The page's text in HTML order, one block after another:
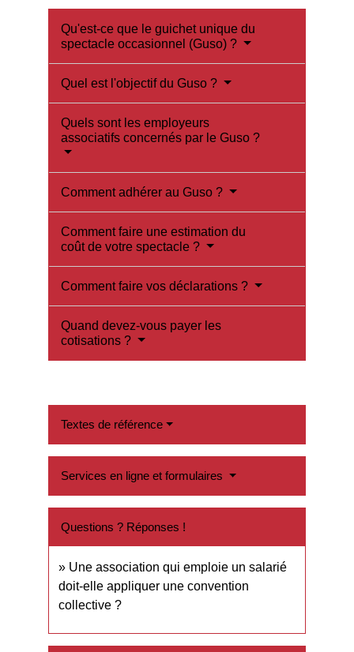
Qu'est-ce que le guichet unique du
spectacle occasionnel (Guso) ?
Quel est l'objectif du Guso ?
Quels sont les employeurs
associatifs concernés par le Guso ?
Comment adhérer au Guso ?
Comment faire une estimation du
coût de votre spectacle ?
Comment faire vos déclarations ?
Quand devez-vous payer les
cotisations ?
Textes de référence
Services en ligne et formulaires
Questions ? Réponses !
Une association qui emploie un salarié
doit-elle appliquer une convention
collective ?